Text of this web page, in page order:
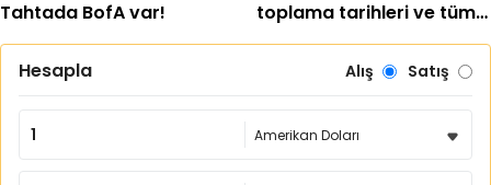
Tahtada BofA var!
toplama tarihleri ve tüm
detaylar belli oldu
Hesapla
Alış Satış